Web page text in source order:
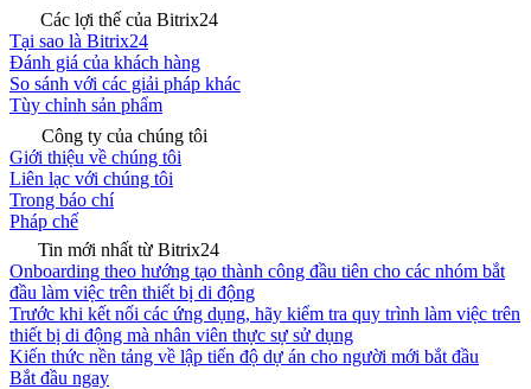
Các lợi thế của Bitrix24
Tại sao là Bitrix24
Đánh giá của khách hàng
So sánh với các giải pháp khác
Tùy chỉnh sản phẩm
Công ty của chúng tôi
Giới thiệu về chúng tôi
Liên lạc với chúng tôi
Trong báo chí
Pháp chế
Tin mới nhất từ Bitrix24
Onboarding theo hướng tạo thành công đầu tiên cho các nhóm bắt
đầu làm việc trên thiết bị di động
Trước khi kết nối các ứng dụng, hãy kiểm tra quy trình làm việc trên
thiết bị di động mà nhân viên thực sự sử dụng
Kiến thức nền tảng về lập tiến độ dự án cho người mới bắt đầu
Bắt đầu ngay